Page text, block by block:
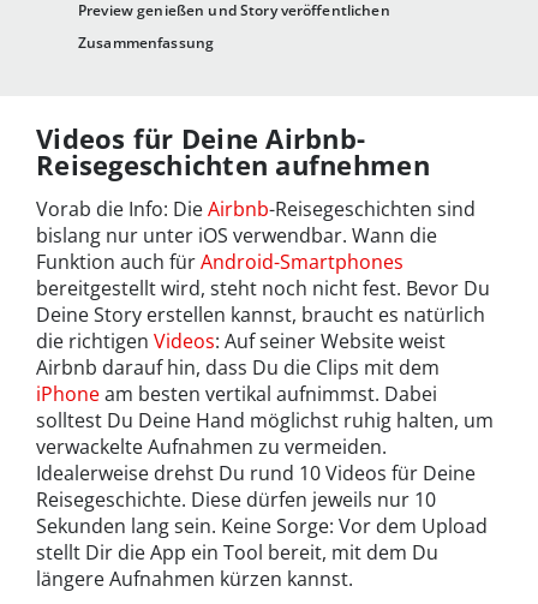
Preview genießen und Story veröffentlichen
Zusammenfassung
Videos für Deine Airbnb-
Reisegeschichten aufnehmen
Vorab die Info: DieAirbnb-Reisegeschichten sind
bislang nur unter iOS verwendbar. Wann die
Funktion auch fürAndroid-Smartphones
bereitgestellt wird, steht noch nicht fest. Bevor Du
Deine Story erstellen kannst, braucht es natürlich
die richtigen Videos: Auf seiner Website weist
Airbnb darauf hin, dass Du die Clips mit dem
iPhoneam besten vertikal aufnimmst. Dabei
solltest Du Deine Hand möglichst ruhig halten, um
verwackelte Aufnahmen zu vermeiden.
Idealerweise drehst Du rund 10 Videos für Deine
Reisegeschichte. Diese dürfen jeweils nur 10
Sekunden lang sein. Keine Sorge: Vor dem Upload
stellt Dir die App ein Tool bereit, mit dem Du
längere Aufnahmen kürzen kannst.